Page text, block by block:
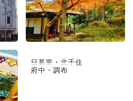
日暮里・北千住
府中・調布